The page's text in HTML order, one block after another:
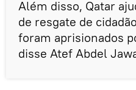
Além disso, Qatar
de resgate de
foram aprisionados
disse Atef Abdel